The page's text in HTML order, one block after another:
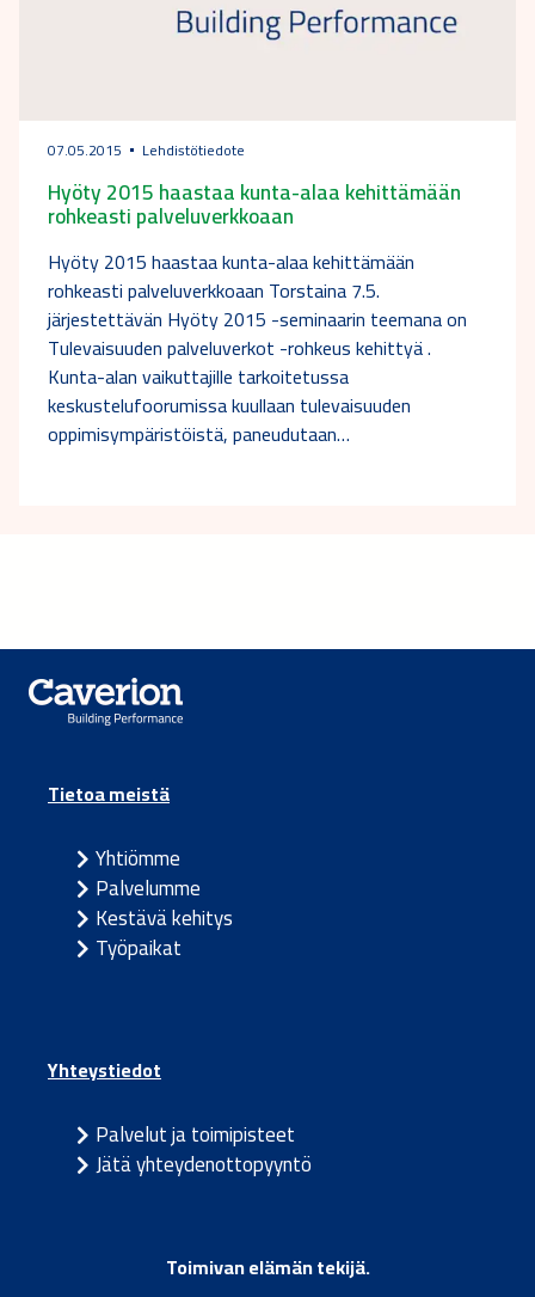
07.05.2015 Lehdistötiedote
Hyöty 2015 haastaa kunta-alaa kehittämään
rohkeasti palveluverkkoaan
Hyöty 2015 haastaa kunta-alaa kehittämään
rohkeasti palveluverkkoaan Torstaina 7.5.
järjestettävän Hyöty 2015 -seminaarin teemana on
Tulevaisuuden palveluverkot -rohkeus kehittyä .
Kunta-alan vaikuttajille tarkoitetussa
keskustelufoorumissa kuullaan tulevaisuuden
oppimisympäristöistä, paneudutaan…
Tietoa meistä
Yhtiömme
Palvelumme
Kestävä kehitys
Työpaikat
Yhteystiedot
Palvelut ja toimipisteet
Jätä yhteydenottopyyntö
Toimivan elämän tekijä.